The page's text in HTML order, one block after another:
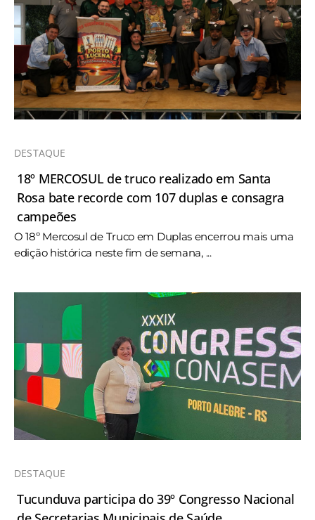
DESTAQUE
18º MERCOSUL de truco realizado em Santa
Rosa bate recorde com 107 duplas e consagra
campeões
O 18º Mercosul de Truco em Duplas encerrou mais uma
edição histórica neste fim de semana, ...
DESTAQUE
Tucunduva participa do 39º Congresso Nacional